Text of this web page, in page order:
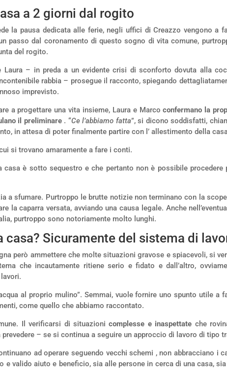
a 2 giorni dal rogito
la pausa dedicata alle ferie, negli uffici di Creazzo vengono a
passo dal coronamento di questo sogno di vita comune,
del rogito.
– in preda a un evidente crisi di sconforto dovuta alla
rabbia – prosegue il racconto, spiegando
imprevisto.
a progettare una vita insieme, Laura e Marcoconfermano la
il preliminare . “Ce l’abbiamo fatta”, si dicono soddisfatti,
in attesa di poter finalmente partire con l’ allestimento della
si trovano amaramente a fare i conti.
è sotto sequestro e che pertanto non è possibile procedere
a sfumare. Purtroppo le brutte notizie non terminano con la
la caparra versata, avviando una causa legale. Anche
purtroppo sono notoriamente molto lunghi.
Sicuramente del sistema di
però ammettere che molte situazioni gravose e spiacevoli, si
che incautamente ritiene serio e fidato e dall’altro,
al proprio mulino”. Semmai, vuole fornire uno spunto utile a
come quello che abbiamo raccontato.
Il verificarsi di situazioni complesse e inaspettate che
– se si continua a seguire un approccio di lavoro di tipo
ad operare seguendo vecchi schemi , non abbracciano i
valido aiuto e beneficio, sia alle persone in cerca di una casa,